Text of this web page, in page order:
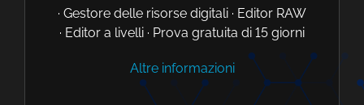
· Gestore delle risorse digitali · Editor RAW
· Editor a livelli · Prova gratuita di 15 giorni
Altre informazioni